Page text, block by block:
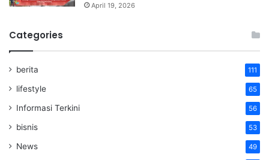
April 19, 2026
Categories
berita 111
lifestyle 65
Informasi Terkini 56
bisnis 53
News 49